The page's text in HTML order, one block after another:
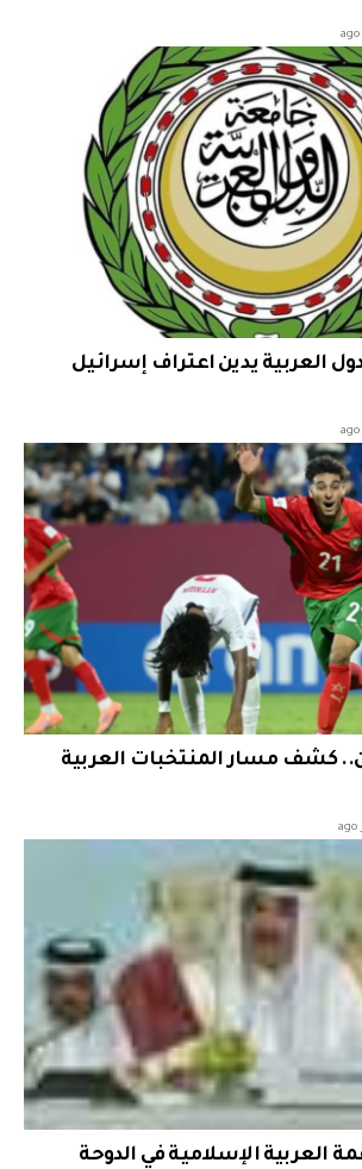
العربية يدين اعتراف إسرائيل
كشف مسار المنتخبات العربية
العربية الإسلامية في الدوحة